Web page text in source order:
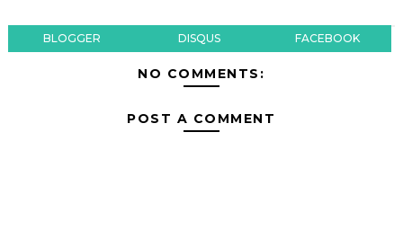
BLOGGER DISQUS FACEBOOK
NO COMMENTS:
POST A COMMENT